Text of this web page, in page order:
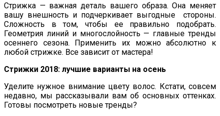
Стрижка — важная деталь вашего образа. Она меняет
вашу внешность и подчеркивает выгодные стороны.
Сложность в том, чтобы ее правильно подобрать.
Геометрия линий и многослойность — главные тренды
осеннего сезона. Применить их можно абсолютно к
любой стрижке. Все зависит от мастера!
Стрижки 2018: лучшие варианты на осень
Уделите нужное внимание цвету волос. Кстати, совсем
недавно, мы рассказывали вам об основных оттенках.
Готовы посмотреть новые тренды?